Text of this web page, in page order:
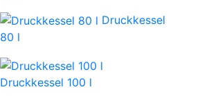
Druckkessel
80 l
Druckkessel 100 l